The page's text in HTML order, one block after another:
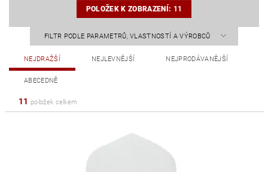
POLOŽEK K ZOBRAZENÍ: 11
FILTR PODLE PARAMETRŮ, VLASTNOSTÍ A VÝROBCŮ
NEJDRAŽŠÍ NEJLEVNĚJŠÍ NEJPRODÁVANĚJŠÍ
ABECEDNĚ
11 položek celkem